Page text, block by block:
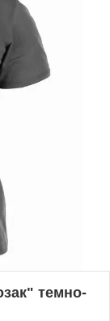
темно-